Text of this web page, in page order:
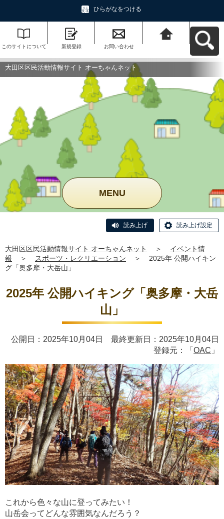
ひらがなをつける
このサイトについて 新規登録 お問い合わせ
ットへ戻る
大田区区民活動情報サイト オーちゃんネット
MENU
読み上げ 読み上げ設定
大田区区民活動情報サイト オーちゃんネット ＞
イベント情
報
＞ スポーツ・レクリエーション ＞
2025年 公開ハイキン
グ「奥多摩・大岳山」
2025年 公開ハイキング「奥多摩・大岳
山」
公開日：2025年10月04日 最終更新日：2025年10月04日
登録元：「 OAC 」
これから色々な山に登ってみたい！
山岳会ってどんな雰囲気なんだろう？